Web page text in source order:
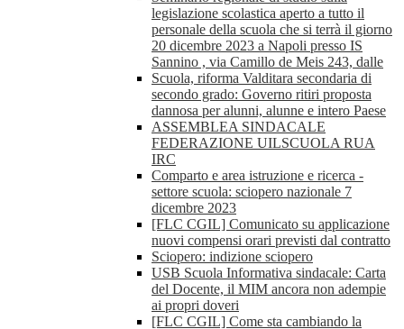
legislazione scolastica aperto a tutto il
personale della scuola che si terrà il giorno
20 dicembre 2023 a Napoli presso IS
Sannino , via Camillo de Meis 243, dalle
Scuola, riforma Valditara secondaria di
secondo grado: Governo ritiri proposta
dannosa per alunni, alunne e intero Paese
ASSEMBLEA SINDACALE
FEDERAZIONE UILSCUOLA RUA
IRC
Comparto e area istruzione e ricerca -
settore scuola: sciopero nazionale 7
dicembre 2023
[FLC CGIL] Comunicato su applicazione
nuovi compensi orari previsti dal contratto
Sciopero: indizione sciopero
USB Scuola Informativa sindacale: Carta
del Docente, il MIM ancora non adempie
ai propri doveri
[FLC CGIL] Come sta cambiando la